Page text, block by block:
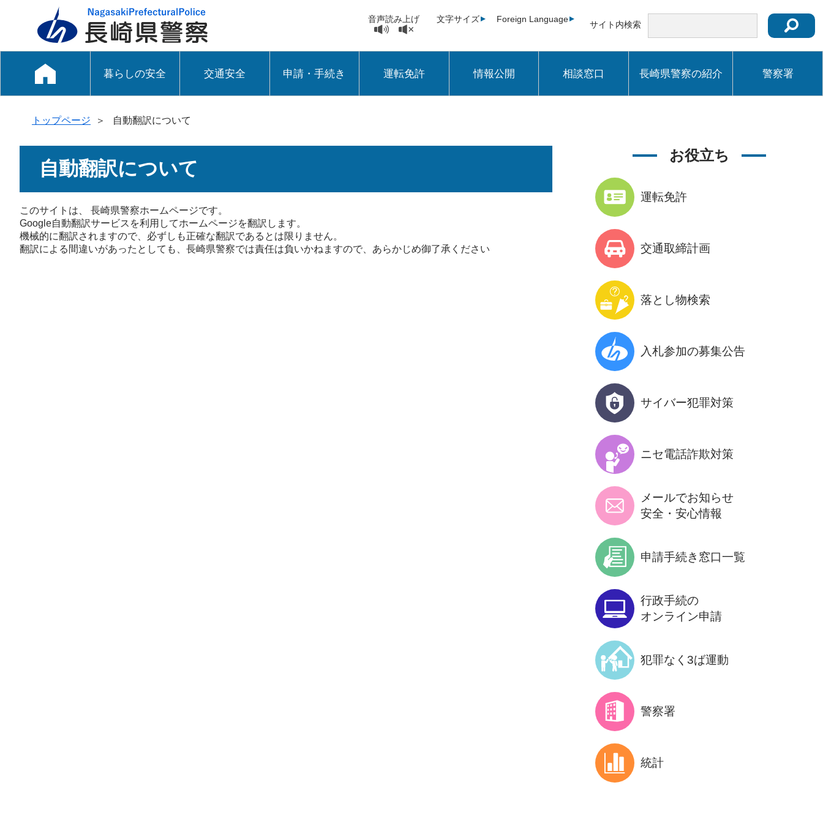
音声読み上げ 文字サイズ Foreign Language
サイト内検索
暮らしの安全 交通安全 申請・手続き 運転免許 情報公開 相談窓口 長崎県警察の紹介 警察署
トップページ ＞ 自動翻訳について
自動翻訳について
このサイトは、 長崎県警察ホームページです。
Google自動翻訳サービスを利用してホームページを翻訳します。
機械的に翻訳されますので、必ずしも正確な翻訳であるとは限りません。
翻訳による間違いがあったとしても、長崎県警察では責任は負いかねますので、あらかじめ御了承ください
お役立ち
運転免許
交通取締計画
落とし物検索
入札参加の募集公告
サイバー犯罪対策
ニセ電話詐欺対策
メールでお知らせ
安全・安心情報
申請手続き 窓口一覧
行政手続の
オンライン申請
犯罪なく3ば運動
警察署
統計